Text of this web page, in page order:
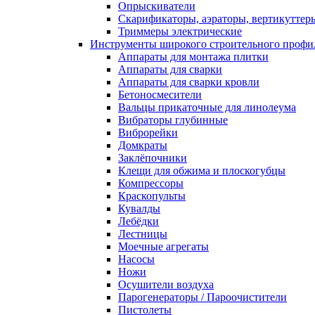
Опрыскиватели
Скарификаторы, аэраторы,
Триммеры электрические
Инструменты широкого строительного
Аппараты для монтажа плитки
Аппараты для сварки
Аппараты для сварки кровли
Бетоносмесители
Вальцы прикаточные для линолеума
Вибраторы глубинные
Виброрейки
Домкраты
Заклёпочники
Клещи для обжима и плоскогубцы
Компрессоры
Краскопульты
Кувалды
Лебёдки
Лестницы
Моечные агрегаты
Насосы
Ножи
Осушители воздуха
Парогенераторы / Пароочистители
Пистолеты